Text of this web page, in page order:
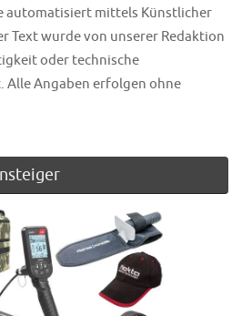
automatisiert mittels Künstlicher
Text wurde von unserer Redaktion
oder technische
Angaben erfolgen ohne